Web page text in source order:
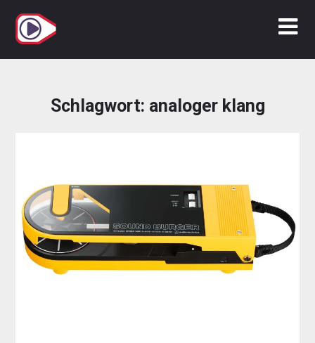
Inhalt
springen
Schlagwort: analoger klang